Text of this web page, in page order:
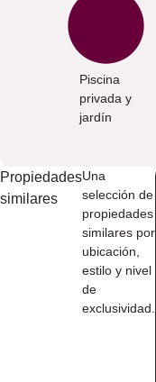
Piscina
privada y
jardín
Propiedades
similares
Una
selección de
propiedades
similares por
ubicación,
estilo y nivel
de
exclusividad.